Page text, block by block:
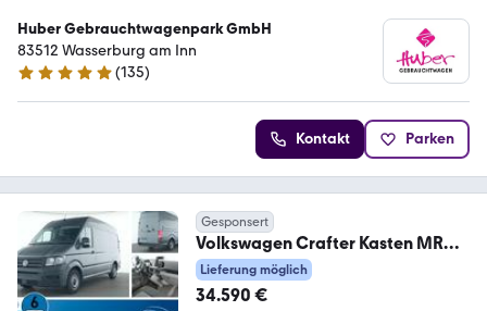
Huber Gebrauchtwagenpark GmbH
83512 Wasserburg am Inn
5 Sterne
(135)
Kontakt Parken
Gesponsert
Volkswagen Crafter Kasten MR
Sitzheizung Klima NAVI RFK
Lieferung möglich
34.590 €